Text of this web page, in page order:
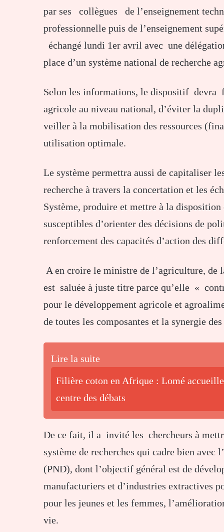
par ses collègues de l’enseignement
professionnelle puis de l’enseignement
échangé lundi 1er avril avec une
place d’un système national de recherche
Selon les informations, le dispositif devra
agricole au niveau national, d’éviter la
veiller à la mobilisation des ressources
utilisation optimale.
Le système permettra aussi de capitaliser
recherche à travers la concertation et les
Système, produire et mettre à la
susceptibles d’orienter des décisions de
renforcement des capacités d’action des
A en croire le ministre de l’agriculture,
est saluée à juste titre parce qu’elle «
pour le développement agricole et
de toutes les composantes et la synergie
Lire la suite
Filière coton en Afrique : Lomé
centre des débats
De ce fait, il a invité les chercheurs à
système de recherches qui cadre bien avec
(PND), dont l’objectif général est de
manufacturiers et d’industries extractives
pour les jeunes et les femmes,
vie.